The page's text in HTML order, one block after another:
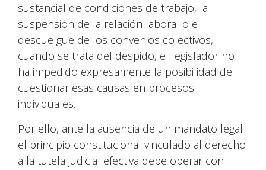
sustancial de condiciones de trabajo, la
suspensión de la relación laboral o el
descuelgue de los convenios colectivos,
cuando se trata del despido, el legislador no
ha impedido expresamente la posibilidad de
cuestionar esas causas en procesos
individuales.
Por ello, ante la ausencia de un mandato legal
el principio constitucional vinculado al derecho
a la tutela judicial efectiva debe operar con